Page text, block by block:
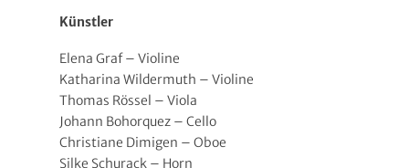
Künstler
Elena Graf – Violine
Katharina Wildermuth – Violine
Thomas Rössel – Viola
Johann Bohorquez – Cello
Christiane Dimigen – Oboe
Silke Schurack – Horn